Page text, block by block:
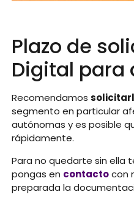
Plazo de
Digital para
Recomendamos
segmento en particular
autónomas y es posible
rápidamente.
Para no quedarte sin ella
pongas en contactocon
preparada la